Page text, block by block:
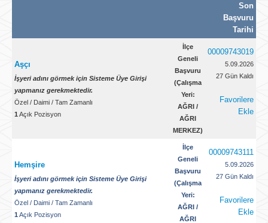
Son
Başvuru
Tarihi
Aşçı
İşyeri adını görmek için Sisteme Üye Girişi
yapmanız gerekmektedir.
Özel / Daimi / Tam Zamanlı
1 Açık Pozisyon
İlçe
Geneli
Başvuru
(Çalışma
Yeri:
AĞRI /
AĞRI
MERKEZ)
00009743019
5.09.2026
27 Gün Kaldı
Favorilere
Ekle
Hemşire
İşyeri adını görmek için Sisteme Üye Girişi
yapmanız gerekmektedir.
Özel / Daimi / Tam Zamanlı
1 Açık Pozisyon
İlçe
Geneli
Başvuru
(Çalışma
Yeri:
AĞRI /
AĞRI
00009743111
5.09.2026
27 Gün Kaldı
Favorilere
Ekle